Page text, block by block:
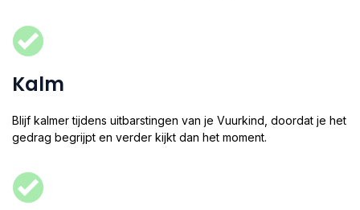
Kalm
Blijf kalmer tijdens uitbarstingen van je Vuurkind, doordat je het
gedrag begrijpt en verder kijkt dan het moment.